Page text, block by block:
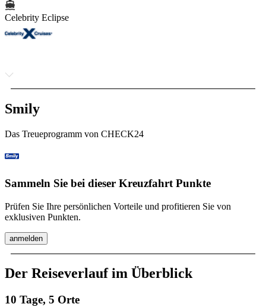
Celebrity Eclipse
Smily
Das Treueprogramm von CHECK24
Sammeln Sie bei dieser Kreuzfahrt Punkte
Prüfen Sie Ihre persönlichen Vorteile und profitieren Sie von
exklusiven Punkten.
anmelden
Der Reiseverlauf im Überblick
10 Tage, 5 Orte